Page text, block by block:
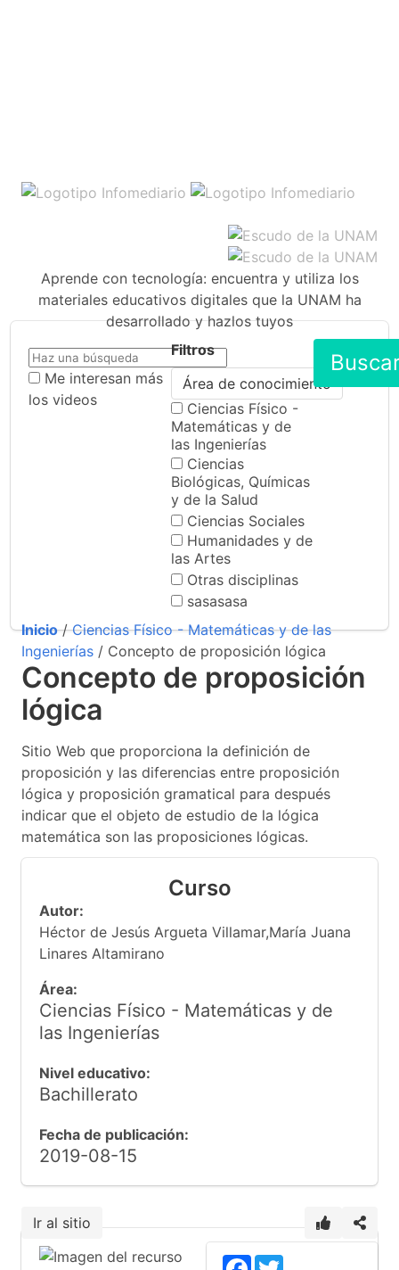
Aprende con tecnología: encuentra y utiliza los
materiales educativos digitales que la UNAM ha
desarrollado y hazlos tuyos
Me interesan más
los videos
Filtros
Área de conocimiento
Ciencias Físico -
Matemáticas y de
las Ingenierías
Ciencias
Biológicas, Químicas
y de la Salud
Ciencias Sociales
Humanidades y de
las Artes
Otras disciplinas
sasasasa
Inicio/Ciencias Físico - Matemáticas y de las
Ingenierías / Concepto de proposición lógica
Concepto de proposición
lógica
Sitio Web que proporciona la definición de
proposición y las diferencias entre proposición
lógica y proposición gramatical para después
indicar que el objeto de estudio de la lógica
matemática son las proposiciones lógicas.
Curso
Autor:
Héctor de Jesús Argueta Villamar,María Juana
Linares Altamirano
Área:
Ciencias Físico - Matemáticas y de
las Ingenierías
Nivel educativo:
Bachillerato
Fecha de publicación:
2019-08-15
Ir al sitio
Facebook